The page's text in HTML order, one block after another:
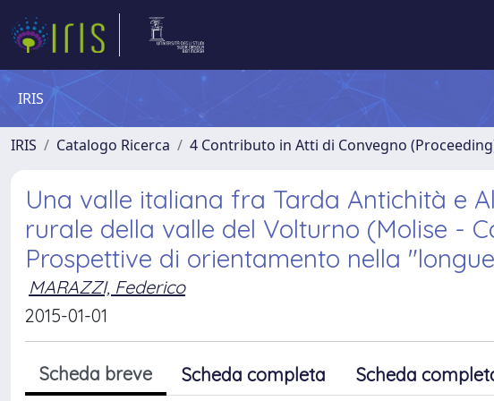
IRIS
IRIS Catalogo Ricerca 4 Contributo in Atti di Convegno
Una valle italiana fra Tarda Antichità e
rurale della valle del Volturno (Molise -
Prospettive di orientamento nella
MARAZZI, Federico
2015-01-01
Scheda breve Scheda completa Scheda